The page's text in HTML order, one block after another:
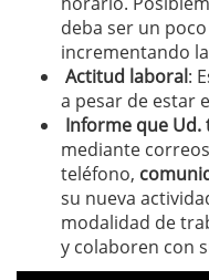
deba ser un
incrementando la
Actitud laboral:
a pesar de estar
Informe que Ud.
mediante
teléfono,
su nueva
modalidad de
y colaboren con